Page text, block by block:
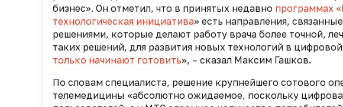
бизнес». Он отметил, что в принятых недавно программах
технологическая инициатива» есть направления,
решениями, которые делают работу врача более точной,
таких решений, для развития новых технологий в
только начинают готовить», – сказал Максим Гашков.
По словам специалиста, решение крупнейшего сотового
телемедицины «абсолютно ожидаемое, поскольку